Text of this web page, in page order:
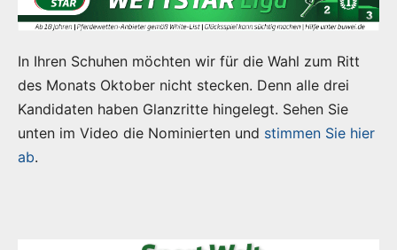
In Ihren Schuhen möchten wir für die Wahl zum Ritt
des Monats Oktober nicht stecken. Denn alle drei
Kandidaten haben Glanzritte hingelegt. Sehen Sie
unten im Video die Nominierten und stimmen Sie hier
ab.